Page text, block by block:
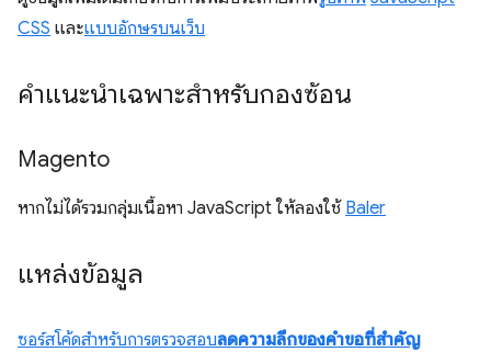
CSS และแบบอักษรบนเว็บ
คำแนะนำเฉพาะสำหรับกองซ้อน
Magento
หากไม่ได้รวมกลุ่มเนื้อหา JavaScript ให้ลองใช้ Baler
แหล่งข้อมูล
ซอร์สโค้ดสำหรับการตรวจสอบลดความลึกของคำขอที่สำคัญ